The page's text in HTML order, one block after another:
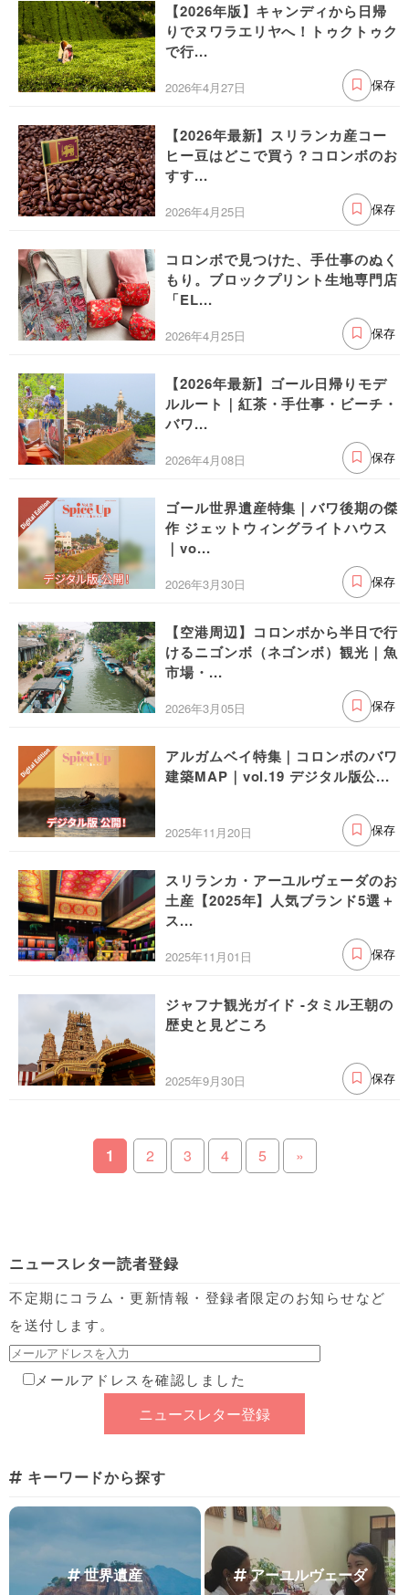
【2026年版】キャンディから日帰
りでヌワラエリヤへ！トゥクトゥク
で行...
2026年4月27日 保存
【2026年最新】スリランカ産コー
ヒー豆はどこで買う？コロンボのお
すす...
2026年4月25日 保存
コロンボで見つけた、手仕事のぬく
もり。ブロックプリント生地専門店
「EL...
2026年4月25日 保存
【2026年最新】ゴール日帰りモデ
ルルート｜紅茶・手仕事・ビーチ・
バワ...
2026年4月08日 保存
ゴール世界遺産特集｜バワ後期の傑
作 ジェットウィングライトハウス
｜vo...
2026年3月30日 保存
【空港周辺】コロンボから半日で行
けるニゴンボ（ネゴンボ）観光｜魚
市場・...
2026年3月05日 保存
アルガムベイ特集｜コロンボのバワ
建築MAP｜vol.19 デジタル版公...
2025年11月20日 保存
スリランカ・アーユルヴェーダのお
土産【2025年】人気ブランド5選＋
ス...
2025年11月01日 保存
ジャフナ観光ガイド -タミル王朝の
歴史と見どころ
2025年9月30日 保存
1 2 3 4 5 »
ニュースレター読者登録
不定期にコラム・更新情報・登録者限定のお知らせなど
を送付します。
メールアドレスを確認しました
キーワードから探す
世界遺産 アーユルヴェーダ